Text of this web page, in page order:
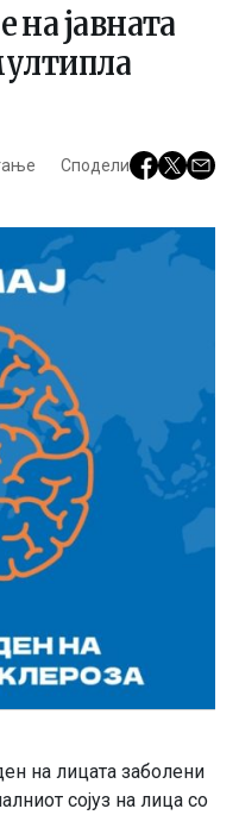
јавната
Сподели
на лицата заболени
сојуз на лица со